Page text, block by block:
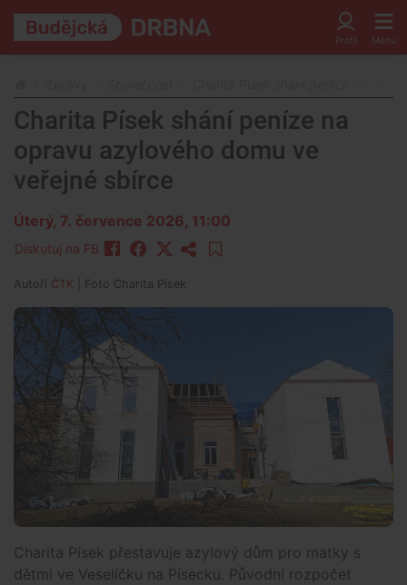
Charita Písek shání peníze na
opravu azylového domu ve
veřejné sbírce
Úterý, 7. července 2026, 11:00
Diskutuj na FB
Autoři ČTK | Foto Charita Písek
Charita Písek přestavuje azylový dům pro matky s
dětmi ve Veselíčku na Písecku. Původní rozpočet